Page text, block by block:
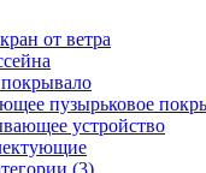
от ветра
пузырьковое
устройство
(3)